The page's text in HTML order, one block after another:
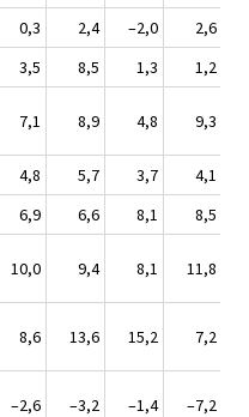
0,3 2,4 –2,0 2,6
3,5 8,5 1,3 1,2
7,1 8,9 4,8 9,3
4,8 5,7 3,7
4,1
6,9 6,6 8,1 8,5
10,0 9,4 8,1 11,8
8,6 13,6 15,2 7,2
–2,6 –3,2 –1,4 –7,2